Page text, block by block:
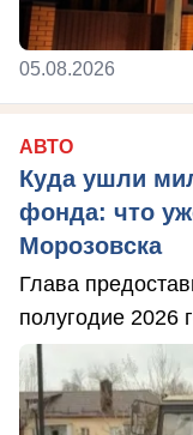
05.08.2026
АВТО
Куда ушли
фонда: что
Морозовска
Глава
полугодие 2026